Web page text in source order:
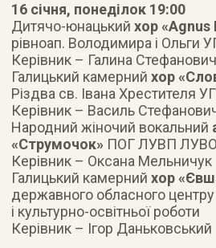
16 січня, понеділок 19:00
Дитячо-юнацькийхор «Agnus
рівноап. Володимира і Ольги
Керівник – Галина Стефанович
Галицький камернийхор
Різдва св. Івана Хрестителя
Керівник – Василь
Народний жіночий вокальний
«Струмочок» ПОГ ЛУВП
Керівник – Оксана Мельничук
Галицький камернийхор
державного обласного центру
і культурно-освітньої роботи
Керівник – Ігор Даньковський